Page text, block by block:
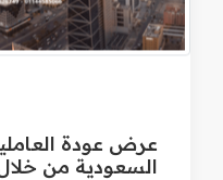
عرض عودة
السعودية من خلال